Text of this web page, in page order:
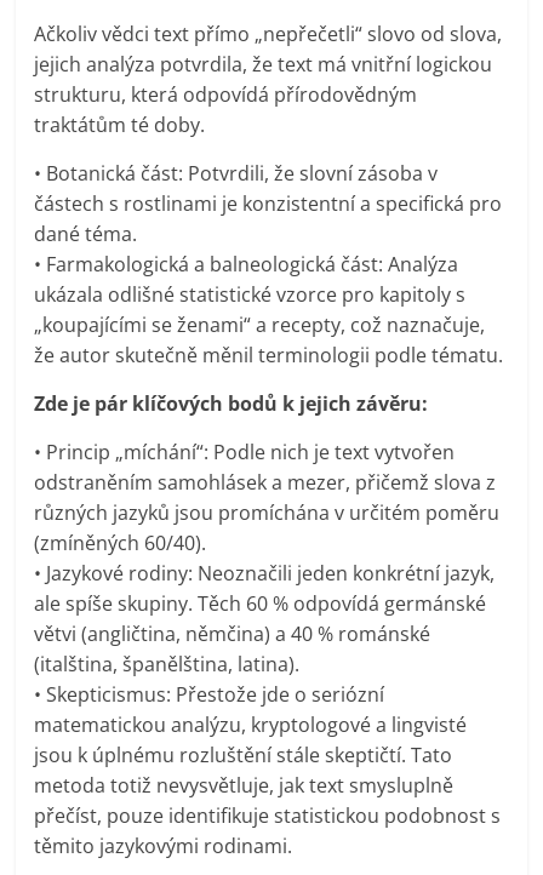
Ačkoliv vědci text přímo „nepřečetli“ slovo od slova,
jejich analýza potvrdila, že text má vnitřní logickou
strukturu, která odpovídá přírodovědným
traktátům té doby.
• Botanická část: Potvrdili, že slovní zásoba v
částech s rostlinami je konzistentní a specifická pro
dané téma.
• Farmakologická a balneologická část: Analýza
ukázala odlišné statistické vzorce pro kapitoly s
„koupajícími se ženami“ a recepty, což naznačuje,
že autor skutečně měnil terminologii podle tématu.
Zde je pár klíčových bodů k jejich závěru:
• Princip „míchání“: Podle nich je text vytvořen
odstraněním samohlásek a mezer, přičemž slova z
různých jazyků jsou promíchána v určitém poměru
(zmíněných 60/40).
• Jazykové rodiny: Neoznačili jeden konkrétní jazyk,
ale spíše skupiny. Těch 60 % odpovídá germánské
větvi (angličtina, němčina) a 40 % románské
(italština, španělština, latina).
• Skepticismus: Přestože jde o seriózní
matematickou analýzu, kryptologové a lingvisté
jsou k úplnému rozluštění stále skeptičtí. Tato
metoda totiž nevysvětluje, jak text smysluplně
přečíst, pouze identifikuje statistickou podobnost s
těmito jazykovými rodinami.